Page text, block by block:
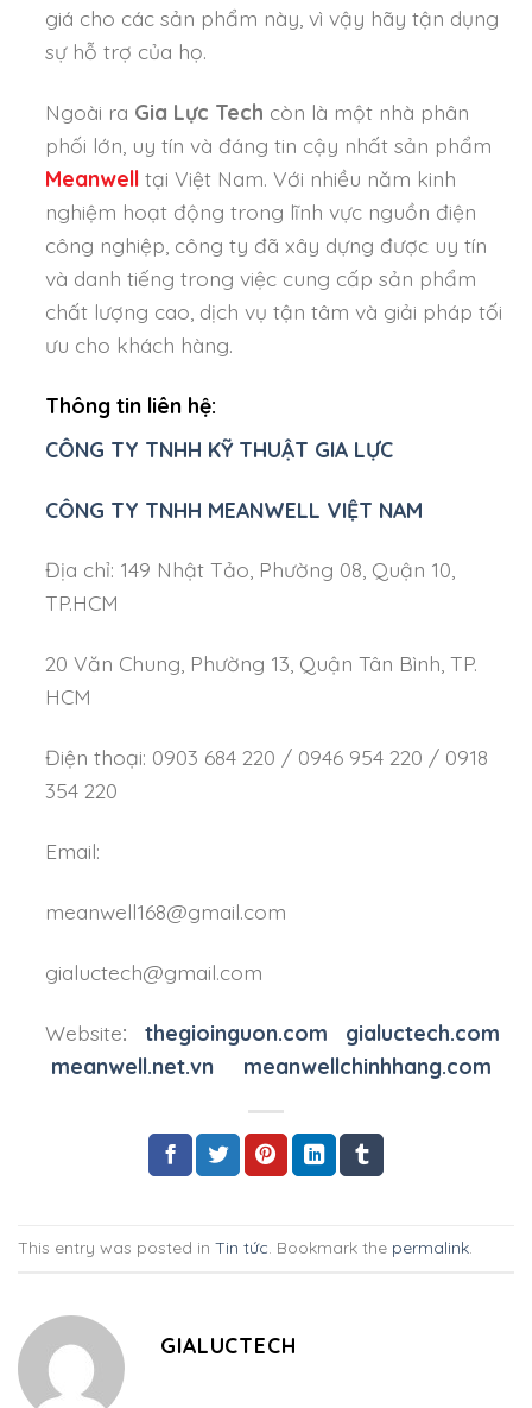
giá cho các sản phẩm này, vì vậy hãy tận dụng
sự hỗ trợ của họ.
Ngoài ra Gia Lực Tech còn là một nhà phân
phối lớn, uy tín và đáng tin cậy nhất sản phẩm
Meanwell tại Việt Nam. Với nhiều năm kinh
nghiệm hoạt động trong lĩnh vực nguồn điện
công nghiệp, công ty đã xây dựng được uy tín
và danh tiếng trong việc cung cấp sản phẩm
chất lượng cao, dịch vụ tận tâm và giải pháp tối
ưu cho khách hàng.
Thông tin liên hệ:
CÔNG TY TNHH KỸ THUẬT GIA LỰC
CÔNG TY TNHH MEANWELL VIỆT NAM
Địa chỉ: 149 Nhật Tảo, Phường 08, Quận 10,
TP.HCM
20 Văn Chung, Phường 13, Quận Tân Bình, TP.
HCM
Điện thoại: 0903 684 220 / 0946 954 220 / 0918
354 220
Email:
meanwell168@gmail.com
gialuctech@gmail.com
Website: thegioinguon.com gialuctech.com
meanwell.net.vn
meanwellchinhhang.com
This entry was posted in Tin tức. Bookmark the permalink.
GIALUCTECH